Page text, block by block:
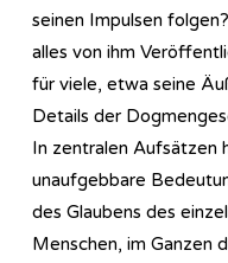
seinen Impulsen
alles von ihm
für viele, etwa seine
Details der
In zentralen Aufsätzen
unaufgebbare
des Glaubens des
Menschen, im Ganzen